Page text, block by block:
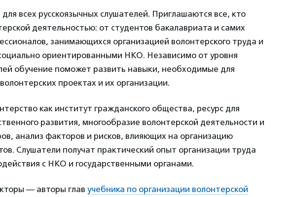
всех русскоязычных слушателей. Приглашаются все, кто
деятельностью: от студентов бакалавриата и самих
занимающихся организацией волонтерского труда и
ориентированными НКО. Независимо от уровня
обучение поможет развить навыки, необходимые для
проектах и их организации.
как институт гражданского общества, ресурс для
развития, многообразие волонтерской деятельности и
анализ факторов и рисков, влияющих на организацию
Слушатели получат практический опыт организации труда
с НКО и государственными органами.
— авторы глав учебника по организации волонтерской